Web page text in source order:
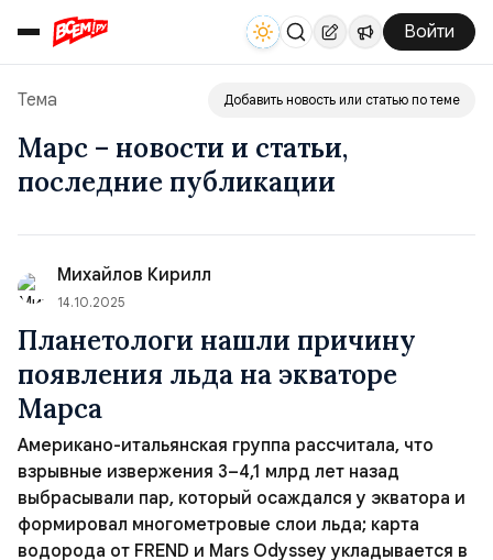
Войти
Тема Добавить новость или статью по теме
Марс – новости и статьи,
последние публикации
Михайлов Кирилл
14.10.2025
Планетологи нашли причину
появления льда на экваторе
Марса
Американо-итальянская группа рассчитала, что
взрывные извержения 3–4,1 млрд лет назад
выбрасывали пар, который осаждался у экватора и
формировал многометровые слои льда; карта
водорода от FREND и Mars Odyssey укладывается в